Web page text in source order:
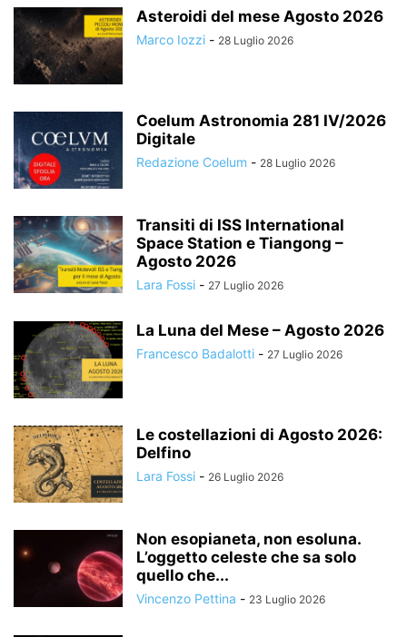
Asteroidi del mese Agosto 2026
Marco Iozzi - 28 Luglio 2026
Coelum Astronomia 281 IV/2026
Digitale
Redazione Coelum - 28 Luglio 2026
Transiti di ISS International
Space Station e Tiangong –
Agosto 2026
Lara Fossi - 27 Luglio 2026
La Luna del Mese – Agosto 2026
Francesco Badalotti - 27 Luglio 2026
Le costellazioni di Agosto 2026:
Delfino
Lara Fossi - 26 Luglio 2026
Non esopianeta, non esoluna.
L’oggetto celeste che sa solo
quello che...
Vincenzo Pettina - 23 Luglio 2026